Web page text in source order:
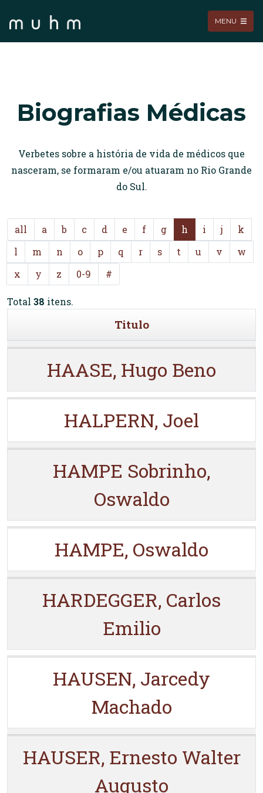
MENU
Biografias Médicas
Verbetes sobre a história de vida de médicos que
nasceram, se formaram e/ou atuaram no Rio Grande
do Sul.
all a b c d e f g h i j
k
l
m n o p q r s t u v
w
x
y z 0-9 #
Total 38 itens.
Titulo
HAASE, Hugo Beno
HALPERN, Joel
HAMPE Sobrinho,
Oswaldo
HAMPE, Oswaldo
HARDEGGER, Carlos
Emilio
HAUSEN, Jarcedy
Machado
HAUSER, Ernesto Walter
Augusto